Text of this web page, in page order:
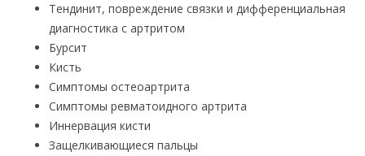
Тендинит, повреждение связки и дифференциальная
диагностика с артритом
Бурсит
Кисть
Симптомы остеоартрита
Симптомы ревматоидного артрита
Иннервация кисти
Защелкивающиеся пальцы